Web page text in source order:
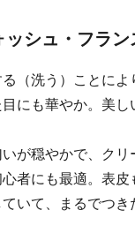
シュ・フラン
（洗う）ことに
にも華やか。美し
が穏やかで、クリ
者にも最適。表皮
いて、まるでつき